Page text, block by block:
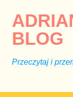
BLOG
Przeczytaj i